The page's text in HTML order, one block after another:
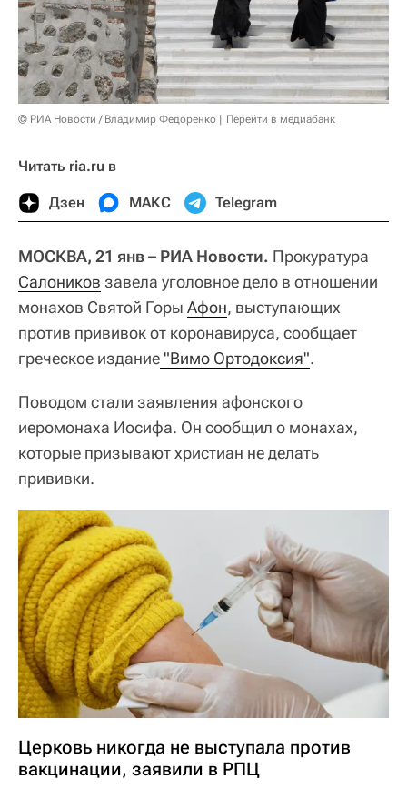
© РИА Новости / Владимир Федоренко Перейти в медиабанк
Читать ria.ru в
Дзен МАКС Telegram
МОСКВА, 21 янв – РИА Новости. Прокуратура
Салоников завела уголовное дело в отношении
монахов Святой Горы Афон, выступающих
против прививок от коронавируса, сообщает
греческое издание "Вимо Ортодоксия".
Поводом стали заявления афонского
иеромонаха Иосифа. Он сообщил о монахах,
которые призывают христиан не делать
прививки.
Церковь никогда не выступала против
вакцинации, заявили в РПЦ